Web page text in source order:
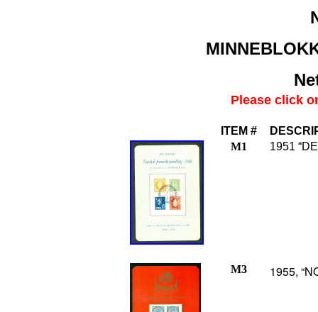
Please click
ITEM #
M1
1951
M3 1955,